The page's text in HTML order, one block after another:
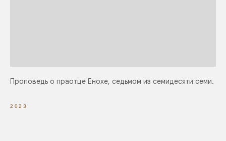
Проповедь о праотце Енохе, седьмом из семидесяти семи.
2023